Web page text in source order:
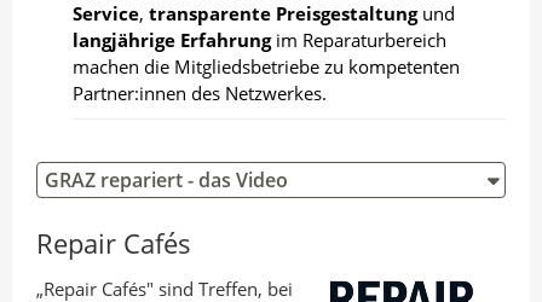
Service, transparente Preisgestaltungund
langjährige Erfahrungim Reparaturbereich
machen die Mitgliedsbetriebe zu kompetenten
Partner:innen des Netzwerkes.
GRAZ repariert - das Video
Repair Cafés
„Repair Cafés" sind Treffen, bei